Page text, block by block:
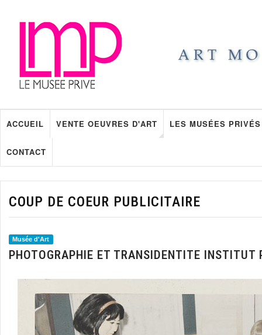
ACCUEIL VENTE OEUVRES D'ART LES MUSÉES PRIVÉS
CONTACT
COUP DE COEUR PUBLICITAIRE
Musée d'Art
PHOTOGRAPHIE ET TRANSIDENTITE INSTITUT